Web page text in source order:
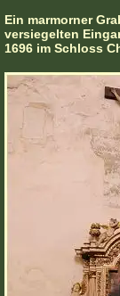
Ein marmorner
versiegelten
1696 im Schloss